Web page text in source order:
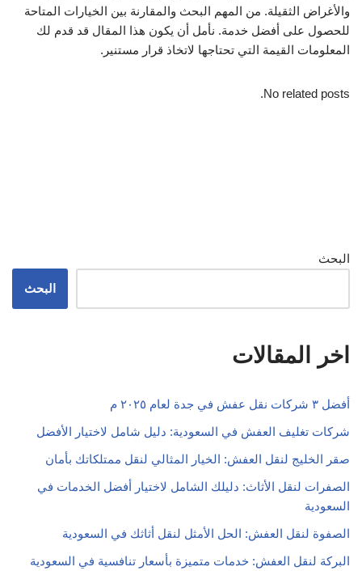
والأغراض الثقيلة. من المهم البحث والمقارنة بين الخيارات المتاحة
للحصول على أفضل خدمة. نأمل أن يكون هذا المقال قد قدم لك
المعلومات القيمة التي تحتاجها لاتخاذ قرار مستنير.
No related posts.
البحث
البحث
اخر المقالات
أفضل ٣ شركات نقل عفش في جدة لعام ٢٠٢٥ م
شركات تغليف العفش في السعودية: دليل شامل لاختيار الأفضل
صقر الخليج لنقل العفش: الخيار المثالي لنقل ممتلكاتك بأمان
الصفرات لنقل الأثاث: دليلك الشامل لاختيار أفضل الخدمات في
السعودية
الصفوة لنقل العفش: الحل الأمثل لنقل أثاثك في السعودية
البركة لنقل العفش: خدمات متميزة بأسعار تنافسية في السعودية